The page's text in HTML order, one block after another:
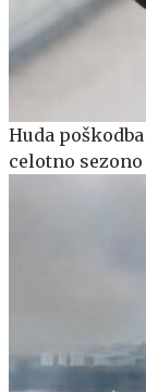
Huda
celotno sezono